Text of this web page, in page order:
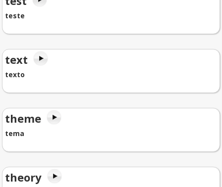
teste
text
texto
theme
tema
theory